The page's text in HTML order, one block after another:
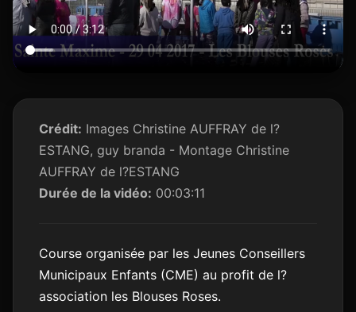
Crédit: Images Christine AUFFRAY de l?
ESTANG, guy branda - Montage Christine
AUFFRAY de l?ESTANG
Durée de la vidéo: 00:03:11
Course organisée par les Jeunes Conseillers
Municipaux Enfants (CME) au profit de l?
association les Blouses Roses.